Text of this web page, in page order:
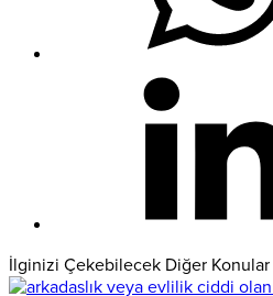
İlginizi Çekebilecek Diğer Konular